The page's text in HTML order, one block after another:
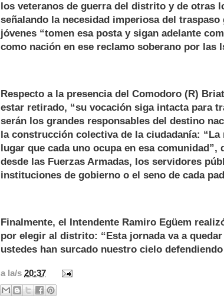
los veteranos de guerra del distrito y de otras
señalando la necesidad imperiosa del
jóvenes “tomen esa posta y sigan adelante
como nación en ese reclamo soberano por las
Respecto a la presencia del Comodoro (R)
estar retirado, “su vocación siga intacta para
serán los grandes responsables del destino
la construcción colectiva de la ciudadanía:
lugar que cada uno ocupa en esa
desde las Fuerzas Armadas, los servidores
instituciones de gobierno o el seno de cada
Finalmente, el Intendente Ramiro Egüem
por elegir al distrito: “Esta jornada va a
ustedes han surcado nuestro cielo
a la/s 20:37